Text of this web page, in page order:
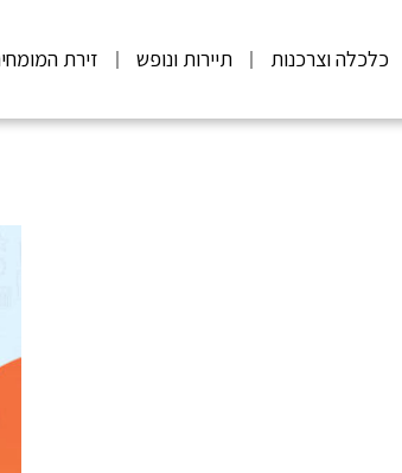
כלכלה וצרכנות תיירות ונופש זירת